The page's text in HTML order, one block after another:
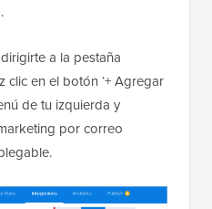
a la pestaña
clic en el botón ‘+ Agregar
de tu izquierda y
por correo